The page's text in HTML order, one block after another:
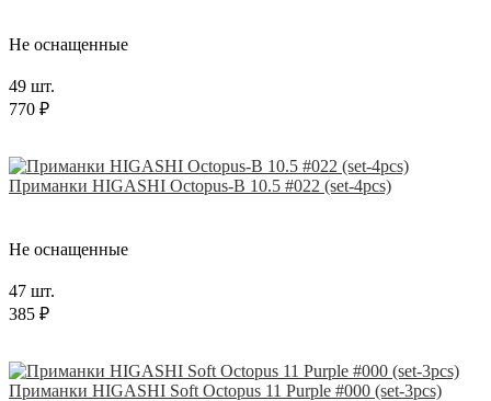
Не оснащенные
49 шт.
770 ₽
Приманки HIGASHI Octopus-B 10.5 #022 (set-4pcs)
Не оснащенные
47 шт.
385 ₽
Приманки HIGASHI Soft Octopus 11 Purple #000 (set-3pcs)